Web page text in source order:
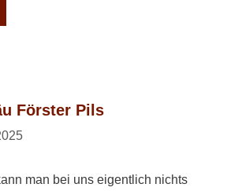
Förster Pils
man bei uns eigentlich nichts